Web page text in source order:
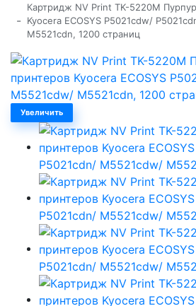
-
Картридж NV Print TK-5220M
Kyocera ECOSYS P5021cdw/
M5521cdn, 1200 страниц
Увеличить